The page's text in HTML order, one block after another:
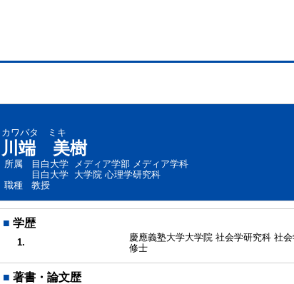
カワバタ ミキ
川端 美樹
所属
目白大学 メディア学部 メディア学科
目白大学 大学院 心理学研究科
職種
教授
■ 学歴
1.
慶應義塾大学大学院 社会学研究科 社
修士
■ 著書・論文歴